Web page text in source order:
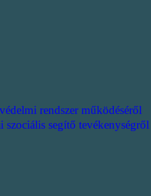
rendszer működéséről
segítő tevékenységről